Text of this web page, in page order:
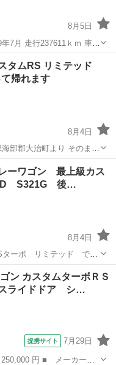
8月5日
7月 走行237611ｋｍ 車検
ン エンジン
タムRS リミテッド
帰れます
8月4日
修復歴なし 実走行
ミテッド
ーワゴン 最上級カス
S321G 後…
8月4日
ターボ リミテッド で
ワゴン 後期
ン カスタムターボＲＳ
ライドドア シ…
提携サイト 7月29日